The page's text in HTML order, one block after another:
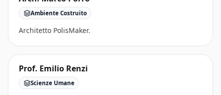
Ambiente Costruito
Architetto PolisMaker.
Prof. Emilio Renzi
Scienze Umane